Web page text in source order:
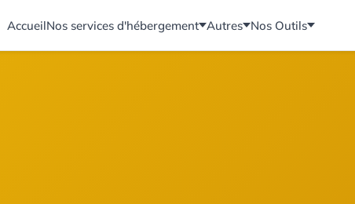
AccueilNos services d'hébergement Autres Nos Outils